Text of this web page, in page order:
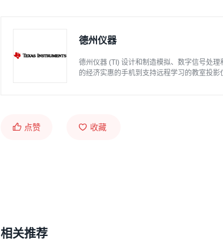
德州仪器
德州仪器 (TI) 设计和制造模拟、数字信号处
的经济实惠的手机到支持远程学习的教室投
点赞 收藏
相关推荐